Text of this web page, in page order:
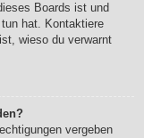
Boards ist und
hat. Kontaktiere
wieso du verwarnt
vergeben